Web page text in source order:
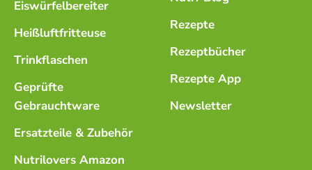
Eiswürfelbereiter
Heißluftfritteuse
Trinkflaschen
Geprüfte
Gebrauchtware
Ersatzteile & Zubehör
Nutrilovers Amazon
Rezepte
Rezeptbücher
Rezepte App
Newsletter